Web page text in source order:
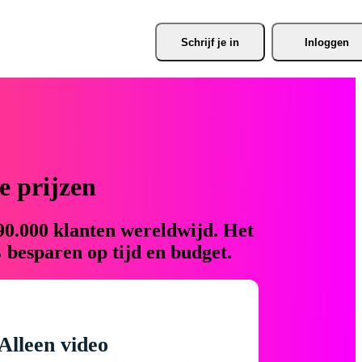
Schrijf je in Inloggen
prijzen
klanten wereldwijd. Het
op tijd en budget.
video